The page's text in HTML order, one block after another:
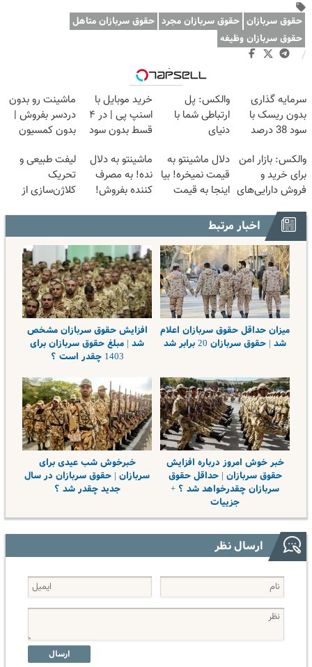
حقوق سربازان حقوق سربازان مجرد حقوق سربازان متاهل
حقوق سربازان وظیفه
/
وبگردی
سرمایه گذاری
بدون ریسک با
سود 38 درصد
والکس: پل
ارتباطی شما با
دنیای
دیجیتال
خرید موبایل با
اسنپ پی | در ۴
قسط بدون سود
ماشینت رو بدون
دردسر بفروش |
بدون کمسیون
والکس: بازار امن
برای خرید و
فروش دارایی‌های
دلال ماشینتو به
قیمت نمیخره! بیا
اینجا به قیمت
خریدار واقعی*
ماشینتو به دلال
نده! به مصرف
کننده بفروش!
لیفت طبیعی و
تحریک
کلاژن‌سازی از
✅ جوان شو
اخبار مرتبط
میزان حداقل حقوق سربازان اعلام
شد | حقوق سربازان 20 برابر شد
افزایش حقوق سربازان مشخص
شد | مبلغ حقوق سربازان برای
1403 چقدر است ؟
خبر خوش امروز درباره افزایش
حقوق سربازان | حداقل حقوق
سربازان چقدرخواهد شد ؟ +
جزییات
خبرخوش شب عیدی برای
سربازان | حقوق سربازان در سال
جدید چقدر شد ؟
ارسال نظر
ارسال